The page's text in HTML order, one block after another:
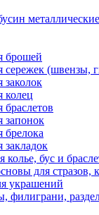
металлические
брошей
сережек (швензы,
колец
запонок
колье, бус и
для стразов,
украшений
филиграни,